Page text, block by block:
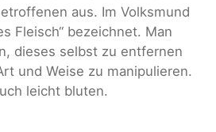
aus. Im Volksmund
Fleisch“ bezeichnet. Man
dieses selbst zu entfernen
und Weise zu manipulieren.
leicht bluten.